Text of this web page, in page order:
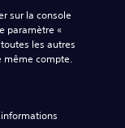
sur la console
paramètre «
les autres
même compte.